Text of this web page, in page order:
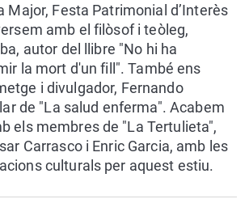
Major, Festa Patrimonial d’Interès
amb el filòsof i teòleg,
autor del llibre "No hi ha
la mort d'un fill". També ens
i divulgador, Fernando
de "La salud enferma". Acabem
els membres de "La Tertulieta",
Carrasco i Enric Garcia, amb les
culturals per aquest estiu.